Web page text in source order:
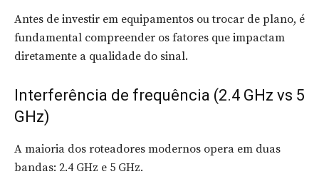
Antes de investir em equipamentos ou trocar de plano, é
fundamental compreender os fatores que impactam
diretamente a qualidade do sinal.
Interferência de frequência (2.4 GHz vs 5
GHz)
A maioria dos roteadores modernos opera em duas
bandas: 2.4 GHz e 5 GHz.